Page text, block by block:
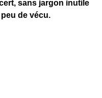
sans jargon inutile
de vécu.